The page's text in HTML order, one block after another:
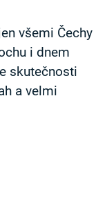
všemi Čechy
i dnem
skutečnosti
a velmi